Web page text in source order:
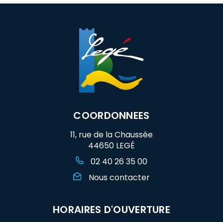
Facebook
Twitteremail
COORDONNEES
11, rue de la Chaussée
44650 LEGÉ
02 40 26 35 00
Nous contacter
HORAIRES D'OUVERTURE